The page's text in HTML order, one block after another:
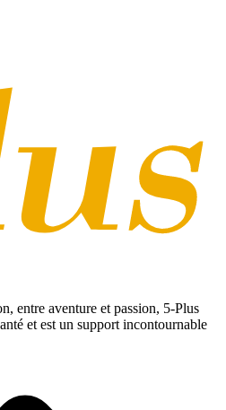
entre aventure et passion, 5-Plus
et est un support incontournable